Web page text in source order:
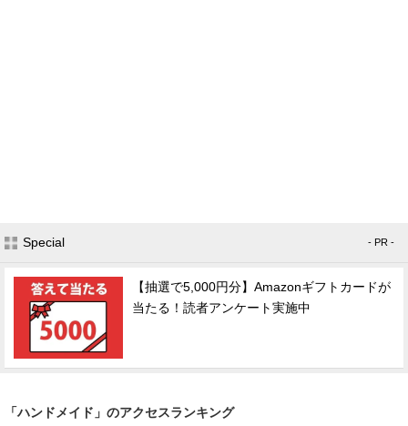
Special - PR -
【抽選で5,000円分】Amazonギフトカードが
当たる！読者アンケート実施中
「ハンドメイド」のアクセスランキング